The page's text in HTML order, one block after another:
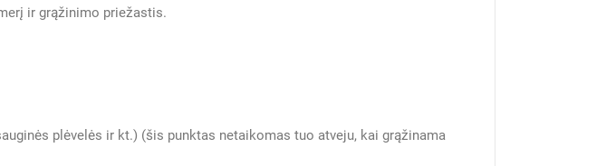
ir grąžinimo priežastis.
plėvelės ir kt.) (šis punktas netaikomas tuo atveju, kai grąžinama